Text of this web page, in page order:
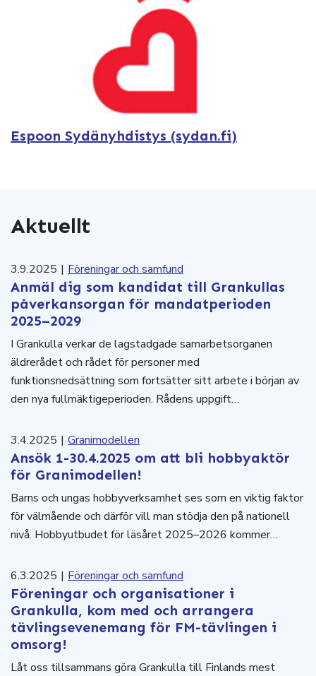
Espoon Sydänyhdistys (sydan.fi)
Aktuellt
3.9.2025 | Föreningar och samfund
Anmäl dig som kandidat till Grankullas
påverkansorgan för mandatperioden
2025–2029
I Grankulla verkar de lagstadgade samarbetsorganen
äldrerådet och rådet för personer med
funktionsnedsättning som fortsätter sitt arbete i början av
den nya fullmäktigeperioden. Rådens uppgift…
3.4.2025 | Granimodellen
Ansök 1-30.4.2025 om att bli hobbyaktör
för Granimodellen!
Barns och ungas hobbyverksamhet ses som en viktig faktor
för välmående och därför vill man stödja den på nationell
nivå. Hobbyutbudet för läsåret 2025–2026 kommer…
6.3.2025 | Föreningar och samfund
Föreningar och organisationer i
Grankulla, kom med och arrangera
tävlingsevenemang för FM-tävlingen i
omsorg!
Låt oss tillsammans göra Grankulla till Finlands mest